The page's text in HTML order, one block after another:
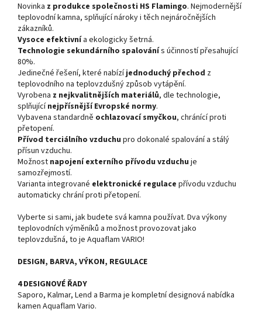
Novinka z produkce společnosti HS Flamingo. Nejmodernější
teplovodní kamna, splňující nároky i těch nejnáročnějších
zákazníků.
Vysoce efektivnía ekologicky šetrná.
Technologie sekundárního spalovánís účinností přesahující
80%.
Jedinečné řešení, které nabízíjednoduchý přechod z
teplovodního na teplovzdušný způsob vytápění.
Vyrobena z nejkvalitnějších materiálů, dle technologie,
splňujícínejpřísnější Evropské normy.
Vybavena standardně ochlazovací smyčkou, chránící proti
přetopení.
Přívod terciálního vzduchu pro dokonalé spalování a stálý
přísun vzduchu.
Možnost napojení externího přívodu vzduchu je
samozřejmostí.
Varianta integrované elektronické regulace přívodu vzduchu
automaticky chrání proti přetopení.
Vyberte si sami, jak budete svá kamna používat. Dva výkony
teplovodních výměníků a možnost provozovat jako
teplovzdušná, to je Aquaflam VARIO!
DESIGN, BARVA, VÝKON, REGULACE
4 DESIGNOVÉ ŘADY
Saporo, Kalmar, Lend a Barma je kompletní designová nabídka
kamen Aquaflam Vario.